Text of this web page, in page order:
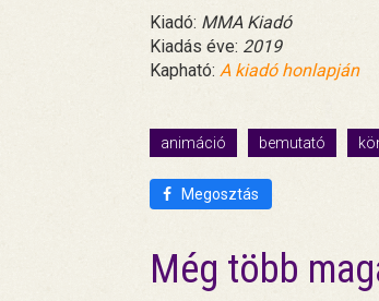
Kiadó: MMA Kiadó
Kiadás éve: 2019
Kapható: A kiadó honlapján
animáció bemutató
Megosztás
Még több